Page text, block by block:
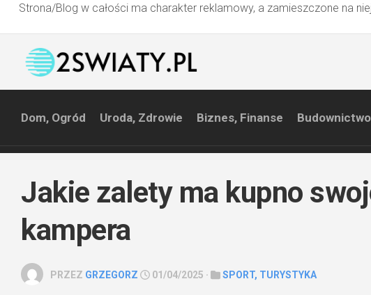
Strona/Blog w całości ma charakter reklamowy, a zamieszczone na
Dom, Ogród Uroda, Zdrowie Biznes, Finanse Budownictwo
Jakie zalety ma kupno
kampera
PRZEZ GRZEGORZ 01/04/2025 · SPORT, TURYSTYKA